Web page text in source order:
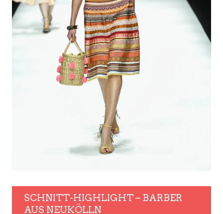
SCHNITT-HIGHLIGHT – BARBER
AUS NEUKÖLLN